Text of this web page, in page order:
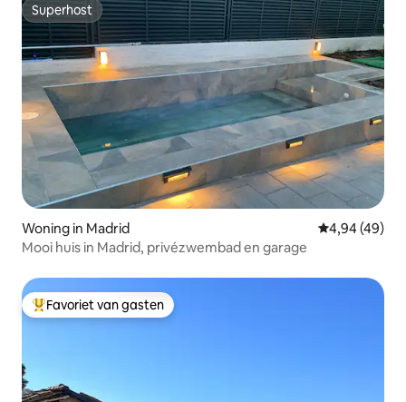
Superhost
Superhost
Woning in Madrid Gemiddelde
4,94 (49)
Mooi huis in Madrid, privézwembad en garage
Topfavoriet van gasten
Favoriet van gasten